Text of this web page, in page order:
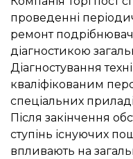
проведенні
ремонт
діагностикою
Діагностування
кваліфікованим
спеціальних
Після закінчення
ступінь існуючих
впливають на